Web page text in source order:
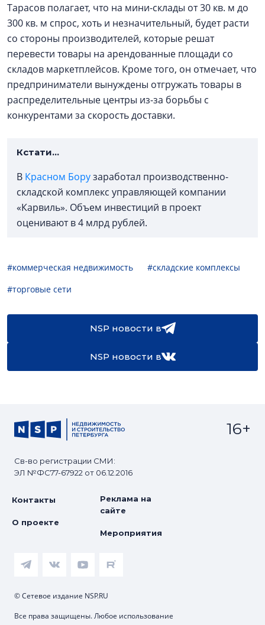
Тарасов полагает, что на мини-склады от 30 кв. м до
300 кв. м спрос, хоть и незначительный, будет расти
со стороны производителей, которые решат
перевести товары на арендованные площади со
складов маркетплейсов. Кроме того, он отмечает, что
предприниматели вынуждены отгружать товары в
распределительные центры из-за борьбы с
конкурентами за скорость доставки.
Кстати…
В Красном Борузаработал производственно-
складской комплекс управляющей компании
«Карвиль». Объем инвестиций в проект
оценивают в 4 млрд рублей.
#коммерческая недвижимость
#складские комплексы
#торговые сети
NSP новости в
NSP новости в
Св-во регистрации СМИ:
ЭЛ №ФС77-67922 от 06.12.2016
16+
Контакты
О проекте
Реклама на
сайте
Мероприятия
© Сетевое издание NSP.RU
Все права защищены. Любое использование